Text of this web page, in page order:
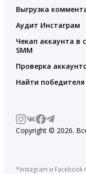
Выгрузка
Аудит Инстаграм
Чекап аккаунта в
SMM
Проверка
Найти
Copyright © 2026.
*Instagram и Facebook